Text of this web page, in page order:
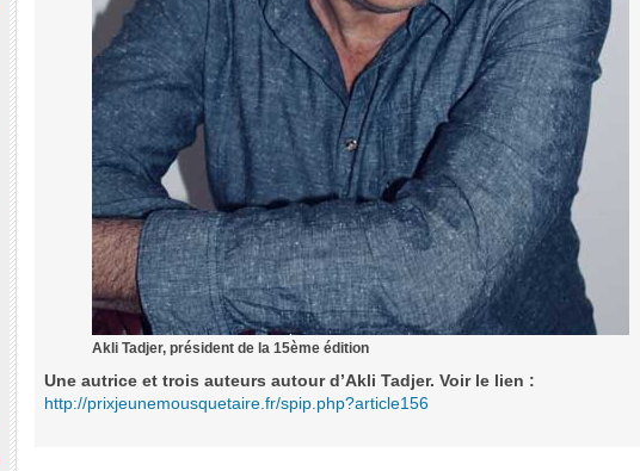
Akli Tadjer, président de la 15ème édition
Une autrice et trois auteurs autour d’Akli Tadjer. Voir le lien :
http://prixjeunemousquetaire.fr/spip.php?article156